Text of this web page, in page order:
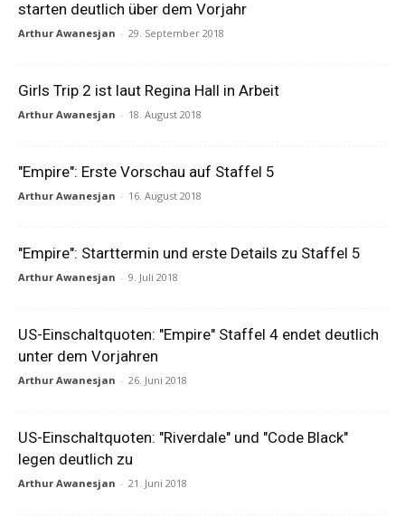
starten deutlich über dem Vorjahr
Arthur Awanesjan - 29. September 2018
Girls Trip 2 ist laut Regina Hall in Arbeit
Arthur Awanesjan - 18. August 2018
"Empire": Erste Vorschau auf Staffel 5
Arthur Awanesjan - 16. August 2018
"Empire": Starttermin und erste Details zu Staffel 5
Arthur Awanesjan - 9. Juli 2018
US-Einschaltquoten: "Empire" Staffel 4 endet deutlich
unter dem Vorjahren
Arthur Awanesjan - 26. Juni 2018
US-Einschaltquoten: "Riverdale" und "Code Black"
legen deutlich zu
Arthur Awanesjan - 21. Juni 2018